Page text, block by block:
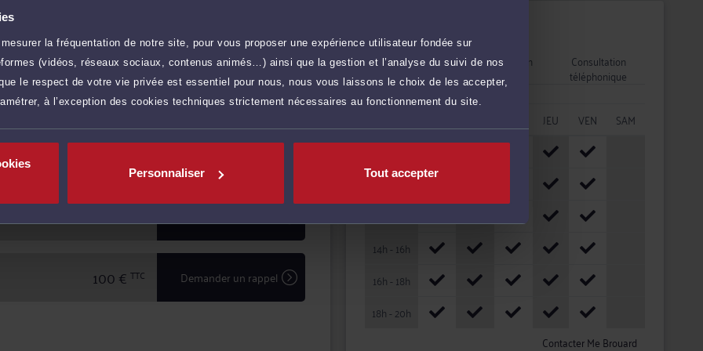
la fréquentation de notre site, pour vous proposer une expérience utilisateur fondée sur
(vidéos, réseaux sociaux, contenus animés…) ainsi que la gestion et l’analyse du suivi de nos
le respect de votre vie privée est essentiel pour nous, nous vous laissons le choix de les accepter,
à l’exception des cookies techniques strictement nécessaires au fonctionnement du site.
Personnaliser Tout accepter
permet d'assurer une prestation de conseil à
devant les tribunaux.
d'une confidentialité totale dans le traitement de
en matière d'expertise et de sécurité.
plus
100 € TTC Demander un rappel
Rendez-vous
cabinet
Consultation
vidéo
Consultation
téléphonique
JEU VEN
SAM
10h - 12h
14h - 16h
16h - 18h
18h - 20h
Contacter Me Brouard